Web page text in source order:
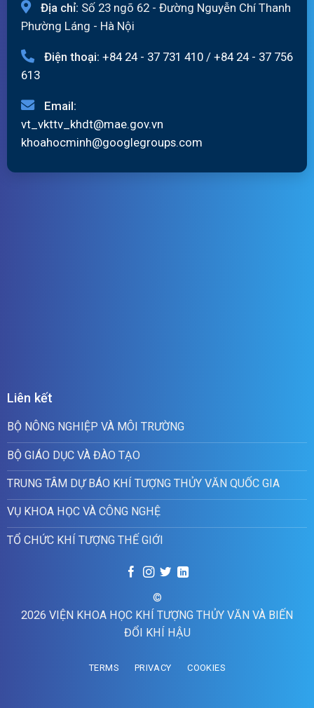
Địa chỉ: Số 23 ngõ 62 - Đường Nguyễn Chí Thanh
Phường Láng - Hà Nội
Điện thoại: +84 24 - 37 731 410 / +84 24 - 37 756
613
Email:
vt_vkttv_khdt@mae.gov.vn
khoahocminh@googlegroups.com
Liên kết
BỘ NÔNG NGHIỆP VÀ MÔI TRƯỜNG
BỘ GIÁO DỤC VÀ ĐÀO TẠO
TRUNG TÂM DỰ BÁO KHÍ TƯỢNG THỦY VĂN QUỐC GIA
VỤ KHOA HỌC VÀ CÔNG NGHỆ
TỔ CHỨC KHÍ TƯỢNG THẾ GIỚI
©
2026 VIỆN KHOA HỌC KHÍ TƯỢNG THỦY VĂN VÀ BIẾN
ĐỔI KHÍ HẬU
TERMS PRIVACY COOKIES